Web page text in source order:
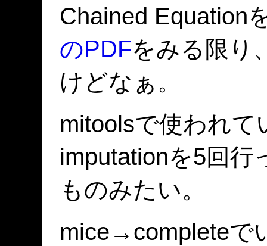
Chained Equation
のPDFをみる限り
けどなぁ。
mitoolsで使われ
imputationを5回
ものみたい。
mice→completeで